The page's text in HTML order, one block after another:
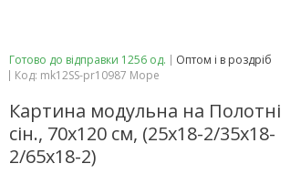
Готово до відправки 1256 од.
Оптом і в роздріб
Код: mk12SS-pr10987 Море
Картина модульна на Полотні
сін., 70x120 см, (25x18-2/35х18-
2/65x18-2)